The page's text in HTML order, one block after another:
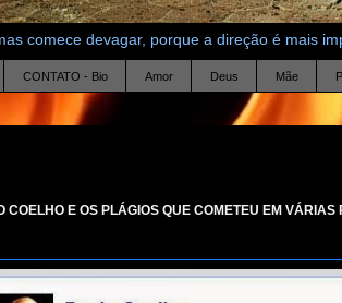
comece devagar, porque a direção é mais
CONTATO - Bio Amor Deus Mãe
COELHO E OS PLÁGIOS QUE COMETEU EM